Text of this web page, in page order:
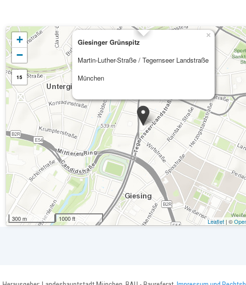
Giesinger Grünspitz
Martin-Luther-Straße / Tegernseer Landstraße
München
×
+
−
15
300 m 1000 ft Leaflet | ©